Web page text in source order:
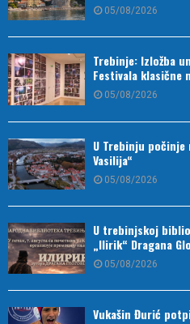
05/08/2026
Trebinje: Izložba
Festivala klasične
05/08/2026
U Trebinju
Vasilija“
05/08/2026
U trebinjskoj
„Ilirik“ Dragana
05/08/2026
Vukašin Đurić